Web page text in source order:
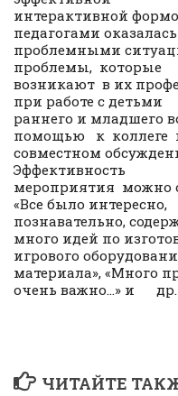
интерактивной
педагогами
проблемными
проблемы, которые
возникают в их
при работе с детьми
раннего и младшего
помощью к коллеге
совместном
Эффективность
мероприятия можно
«Все было интересно,
познавательно,
много идей по
игрового
материала», «Много
очень важно…» и др.
ЧИТАЙТЕ